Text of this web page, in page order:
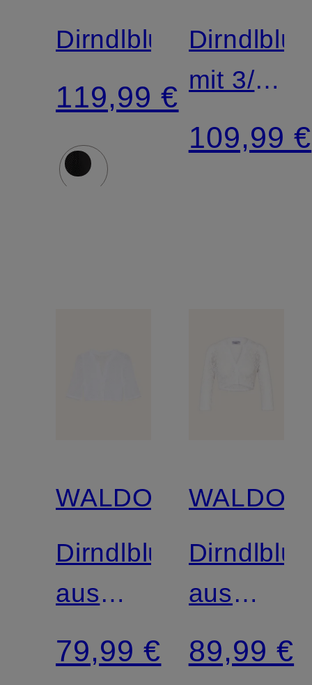
Dirndlbluse
119,99 €
mit 3/4-
Arm
109,99 €
WALDORFF
Dirndlbluse
aus
Spitze
79,99 €
aus
Spitze
mit 3/4-
89,99 €